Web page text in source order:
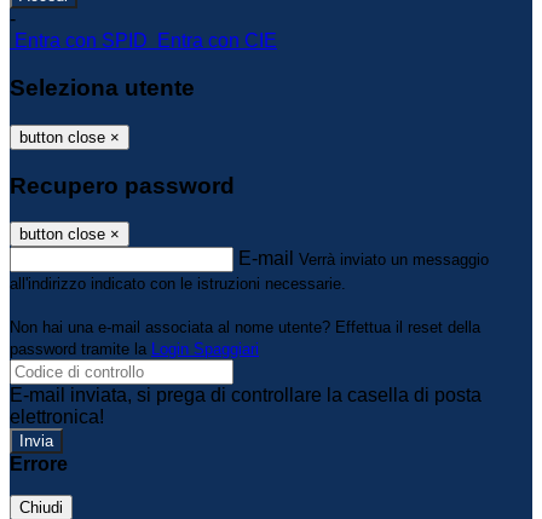
-
Entra con SPID
Entra con CIE
Seleziona utente
button close ×
Recupero password
button close ×
E-mail Verrà inviato un messaggio
all'indirizzo indicato con le istruzioni necessarie.
Non hai una e-mail associata al nome utente? Effettua il reset della
password tramite la Login Spaggiari
E-mail inviata, si prega di controllare la casella di posta
elettronica!
Errore
Chiudi